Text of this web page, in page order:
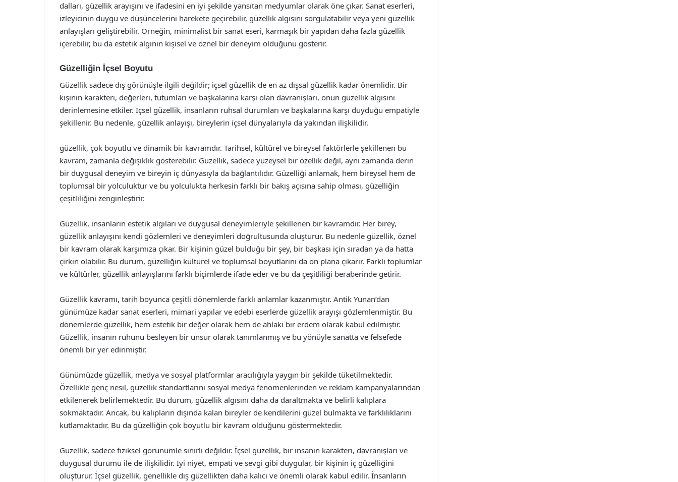
dalları, güzellik arayışını ve ifadesini en iyi şekilde yansıtan medyumlar olarak öne çıkar. Sanat eserleri,
izleyicinin duygu ve düşüncelerini harekete geçirebilir, güzellik algısını sorgulatabilir veya yeni güzellik
anlayışları geliştirebilir. Örneğin, minimalist bir sanat eseri, karmaşık bir yapıdan daha fazla güzellik
içerebilir, bu da estetik algının kişisel ve öznel bir deneyim olduğunu gösterir.
Güzelliğin İçsel Boyutu
Güzellik sadece dış görünüşle ilgili değildir; içsel güzellik de en az dışsal güzellik kadar önemlidir. Bir
kişinin karakteri, değerleri, tutumları ve başkalarına karşı olan davranışları, onun güzellik algısını
derinlemesine etkiler. İçsel güzellik, insanların ruhsal durumları ve başkalarına karşı duyduğu empatiyle
şekillenir. Bu nedenle, güzellik anlayışı, bireylerin içsel dünyalarıyla da yakından ilişkilidir.
güzellik, çok boyutlu ve dinamik bir kavramdır. Tarihsel, kültürel ve bireysel faktörlerle şekillenen bu
kavram, zamanla değişiklik gösterebilir. Güzellik, sadece yüzeysel bir özellik değil, aynı zamanda derin
bir duygusal deneyim ve bireyin iç dünyasıyla da bağlantılıdır. Güzelliği anlamak, hem bireysel hem de
toplumsal bir yolculuktur ve bu yolculukta herkesin farklı bir bakış açısına sahip olması, güzelliğin
çeşitliliğini zenginleştirir.
Güzellik, insanların estetik algıları ve duygusal deneyimleriyle şekillenen bir kavramdır. Her birey,
güzellik anlayışını kendi gözlemleri ve deneyimleri doğrultusunda oluşturur. Bu nedenle güzellik, öznel
bir kavram olarak karşımıza çıkar. Bir kişinin güzel bulduğu bir şey, bir başkası için sıradan ya da hatta
çirkin olabilir. Bu durum, güzelliğin kültürel ve toplumsal boyutlarını da ön plana çıkarır. Farklı toplumlar
ve kültürler, güzellik anlayışlarını farklı biçimlerde ifade eder ve bu da çeşitliliği beraberinde getirir.
Güzellik kavramı, tarih boyunca çeşitli dönemlerde farklı anlamlar kazanmıştır. Antik Yunan’dan
günümüze kadar sanat eserleri, mimari yapılar ve edebi eserlerde güzellik arayışı gözlemlenmiştir. Bu
dönemlerde güzellik, hem estetik bir değer olarak hem de ahlaki bir erdem olarak kabul edilmiştir.
Güzellik, insanın ruhunu besleyen bir unsur olarak tanımlanmış ve bu yönüyle sanatta ve felsefede
önemli bir yer edinmiştir.
Günümüzde güzellik, medya ve sosyal platformlar aracılığıyla yaygın bir şekilde tüketilmektedir.
Özellikle genç nesil, güzellik standartlarını sosyal medya fenomenlerinden ve reklam kampanyalarından
etkilenerek belirlemektedir. Bu durum, güzellik algısını daha da daraltmakta ve belirli kalıplara
sokmaktadır. Ancak, bu kalıpların dışında kalan bireyler de kendilerini güzel bulmakta ve farklılıklarını
kutlamaktadır. Bu da güzelliğin çok boyutlu bir kavram olduğunu göstermektedir.
Güzellik, sadece fiziksel görünümle sınırlı değildir. İçsel güzellik, bir insanın karakteri, davranışları ve
duygusal durumu ile de ilişkilidir. İyi niyet, empati ve sevgi gibi duygular, bir kişinin iç güzelliğini
oluşturur. İçsel güzellik, genellikle dış güzellikten daha kalıcı ve önemli olarak kabul edilir. İnsanların